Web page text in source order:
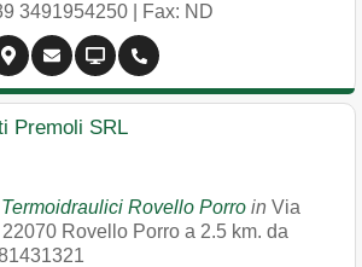
3491954250 | Fax: ND
Premoli SRL
Rovello Porro in Via
22070 Rovello Porro a 2.5 km. da